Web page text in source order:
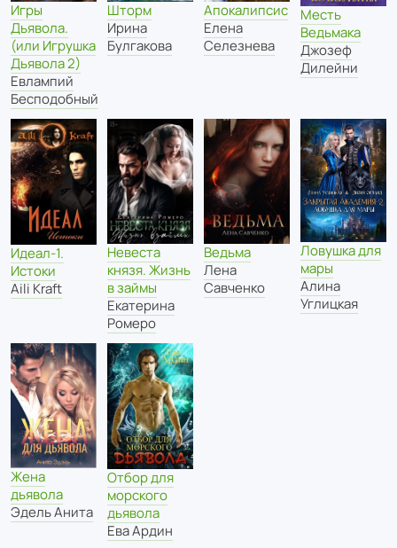
Игры
Дьявола.
(или Игрушка
Дьявола 2)
Евлампий
Бесподобный
Шторм
Ирина
Булгакова
Апокалипсис
Елена
Селезнева
Месть
Ведьмака
Джозеф
Дилейни
Идеал-1.
Истоки
Aili Kraft
Невеста
князя. Жизнь
в займы
Екатерина
Ромеро
Ведьма
Лена
Савченко
Ловушка для
мары
Алина
Углицкая
Жена
дьявола
Эдель Анита
Отбор для
морского
дьявола
Ева Ардин